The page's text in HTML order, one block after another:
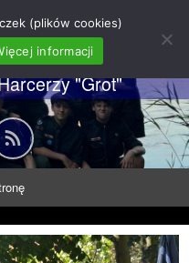
im. gen.
"Grot"
(plików cookies)
informacji